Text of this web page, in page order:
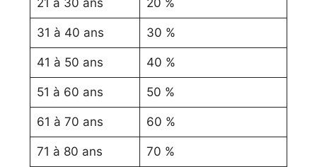
31 à 40 ans 30 %
41 à 50 ans 40 %
51 à 60 ans 50 %
61 à 70 ans 60 %
71 à 80 ans 70 %